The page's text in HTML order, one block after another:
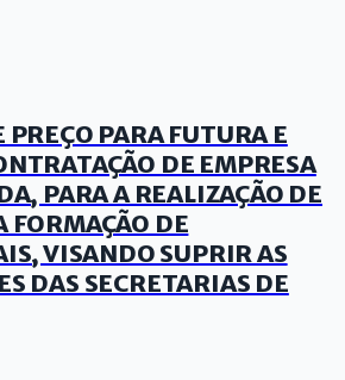
PREÇO PARA FUTURA E
DE EMPRESA
PARA A REALIZAÇÃO DE
FORMAÇÃO DE
VISANDO SUPRIR AS
DAS SECRETARIAS DE